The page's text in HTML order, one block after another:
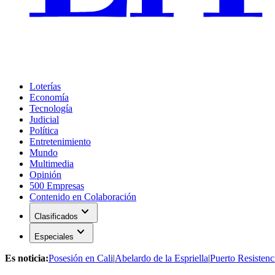
Loterías
Economía
Tecnología
Judicial
Política
Entretenimiento
Mundo
Multimedia
Opinión
500 Empresas
Contenido en Colaboración
Clasificados expand_more
Especiales expand_more
Es noticia:Posesión en Cali|Abelardo de la Espriella|Puerto